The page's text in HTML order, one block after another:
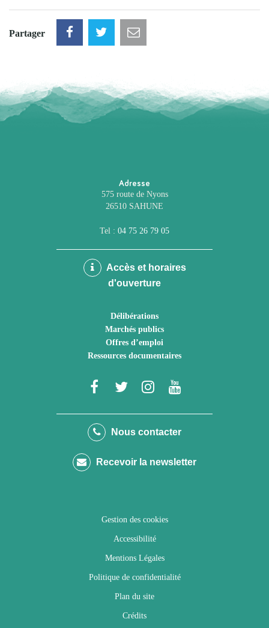
Partager
Adresse
575 route de Nyons
26510 SAHUNE
Tel : 04 75 26 79 05
Accès et horaires
d'ouverture
Délibérations
Marchés publics
Offres d’emploi
Ressources documentaires
Lien
le
Facebook
Lien
le
Twitter
Lien
le
Instagram
Youtube
Nous contacter
Recevoir la newsletter
Gestion des cookies
Accessibilité
Mentions Légales
Politique de confidentialité
Plan du site
Crédits